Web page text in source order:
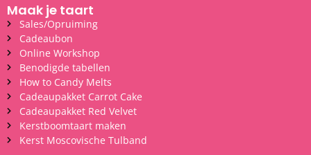
Maak je taart
Sales/Opruiming
Cadeaubon
Online Workshop
Benodigde tabellen
How to Candy Melts
Cadeaupakket Carrot Cake
Cadeaupakket Red Velvet
Kerstboomtaart maken
Kerst Moscovische Tulband